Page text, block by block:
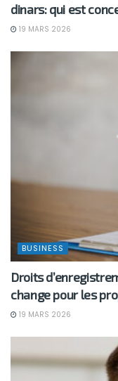
dinars: qui est
19 MARS 2026
BUSINESS
Droits
change pour les
19 MARS 2026